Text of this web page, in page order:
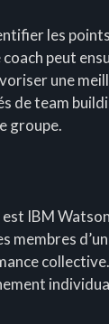
les
peut
une
de team
groupe.
est IBM
membres